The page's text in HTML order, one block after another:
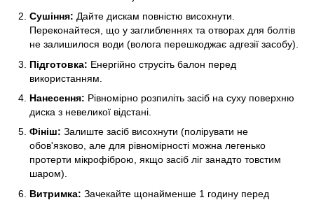
Сушіння: Дайте дискам повністю висохнути.
Переконайтеся, що у заглибленнях та отворах для болтів
не залишилося води (волога перешкоджає адгезії засобу).
Підготовка: Енергійно струсіть балон перед
використанням.
Нанесення: Рівномірно розпиліть засіб на суху поверхню
диска з невеликої відстані.
Фініш: Залиште засіб висохнути (полірувати не
обов'язково, але для рівномірності можна легенько
протерти мікрофіброю, якщо засіб ліг занадто товстим
шаром).
Витримка: Зачекайте щонайменше 1 годину перед